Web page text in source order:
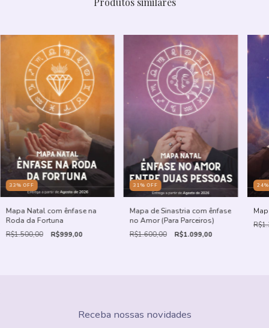
33%OFF
Mapa Natal com ênfase na
Roda da Fortuna
R$1.500,00 R$999,00
31%OFF
Mapa de Sinastria com ênfase
no Amor (Para Parceiros)
R$1.600,00 R$1.099,00
24
Receba nossas novidades